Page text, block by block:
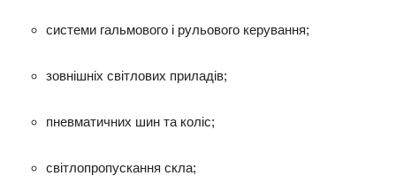
системи гальмового і рульового керування;
зовнішніх світлових приладів;
пневматичних шин та коліс;
світлопропускання скла;